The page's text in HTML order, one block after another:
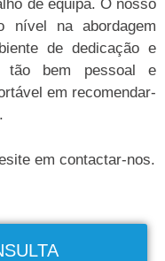
de equipa. O nosso
nível na abordagem
de dedicação e
tão bem pessoal e
em recomendar-
em contactar-nos.